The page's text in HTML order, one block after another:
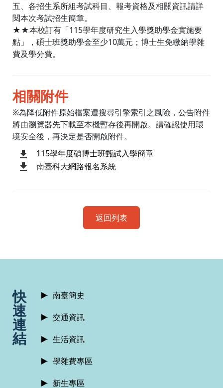
五、各招生系所組考試科目、報考資格及相關資訊請詳
閱本次考試招生簡章。
★★本校訂有「115學年度研究生入學獎助學金實施要
點」，碩士班獎助學金至少10萬元；博士生免繳納學雜
費及學分費。
相關附件
※為降低附件原始檔案遭搜尋引擎索引之風險，公告附件
將由瀏覽器先下載至本機暫存後再開啟。請確認使用環
境安全後，再決定是否開啟附件。
115學年度碩博士班甄試入學簡章
南臺科大網路報名系統
返回列表
:::
快
速
連
結
南臺簡史
交通資訊
生活資訊
學雜費專區
新生專區